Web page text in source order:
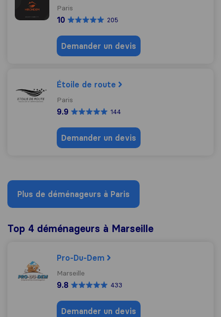
Paris
10 205
Demander un devis
Étoile de route
Paris
9.9 144
Demander un devis
Plus de déménageurs à Paris
Top 4 déménageurs à Marseille
Pro-Du-Dem
Marseille
9.8 433
Demander un devis